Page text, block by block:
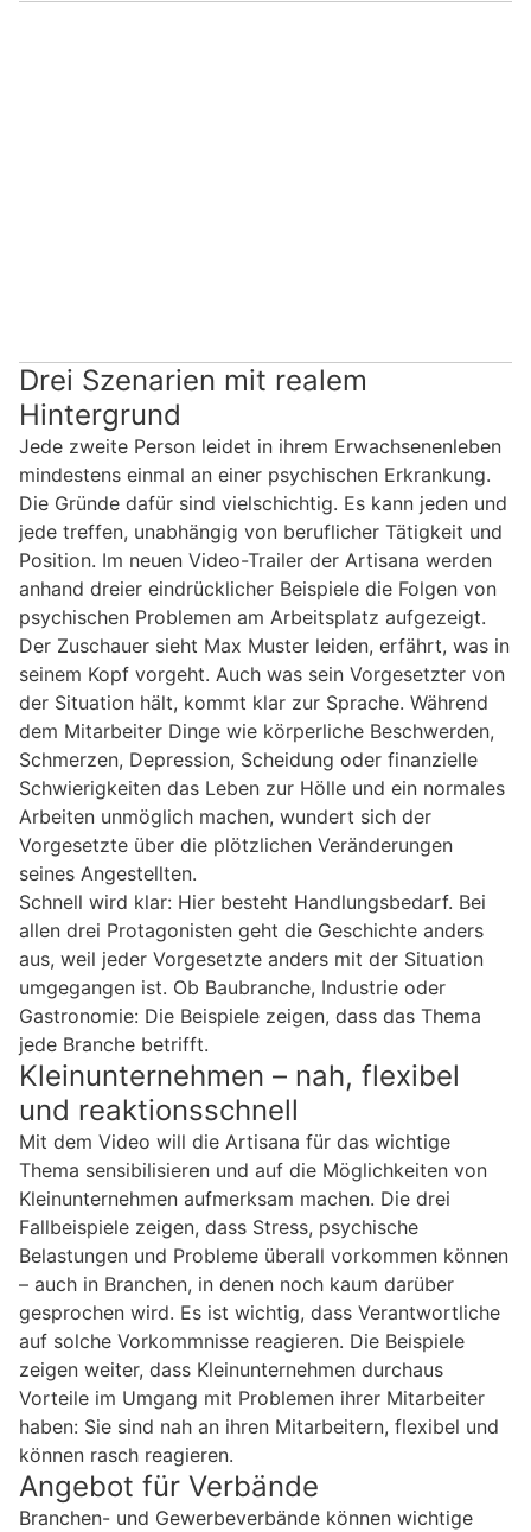
Drei Szenarien mit realem
Hintergrund
Jede zweite Person leidet in ihrem Erwachsenenleben
mindestens einmal an einer psychischen Erkrankung.
Die Gründe dafür sind vielschichtig. Es kann jeden und
jede treffen, unabhängig von beruflicher Tätigkeit und
Position. Im neuen Video-Trailer der Artisana werden
anhand dreier eindrücklicher Beispiele die Folgen von
psychischen Problemen am Arbeitsplatz aufgezeigt.
Der Zuschauer sieht Max Muster leiden, erfährt, was in
seinem Kopf vorgeht. Auch was sein Vorgesetzter von
der Situation hält, kommt klar zur Sprache. Während
dem Mitarbeiter Dinge wie körperliche Beschwerden,
Schmerzen, Depression, Scheidung oder finanzielle
Schwierigkeiten das Leben zur Hölle und ein normales
Arbeiten unmöglich machen, wundert sich der
Vorgesetzte über die plötzlichen Veränderungen
seines Angestellten.
Schnell wird klar: Hier besteht Handlungsbedarf. Bei
allen drei Protagonisten geht die Geschichte anders
aus, weil jeder Vorgesetzte anders mit der Situation
umgegangen ist. Ob Baubranche, Industrie oder
Gastronomie: Die Beispiele zeigen, dass das Thema
jede Branche betrifft.
Kleinunternehmen – nah, flexibel
und reaktionsschnell
Mit dem Video will die Artisana für das wichtige
Thema sensibilisieren und auf die Möglichkeiten von
Kleinunternehmen aufmerksam machen. Die drei
Fallbeispiele zeigen, dass Stress, psychische
Belastungen und Probleme überall vorkommen können
– auch in Branchen, in denen noch kaum darüber
gesprochen wird. Es ist wichtig, dass Verantwortliche
auf solche Vorkommnisse reagieren. Die Beispiele
zeigen weiter, dass Kleinunternehmen durchaus
Vorteile im Umgang mit Problemen ihrer Mitarbeiter
haben: Sie sind nah an ihren Mitarbeitern, flexibel und
können rasch reagieren.
Angebot für Verbände
Branchen- und Gewerbeverbände können wichtige